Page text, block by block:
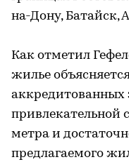
на-Дону, Батайск,
Как отметил
жилье
аккредитованных
привлекательной
метра и
предлагаемого